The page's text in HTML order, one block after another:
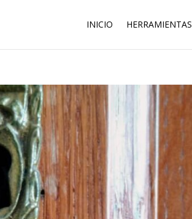
INICIO HERRAMIENTAS